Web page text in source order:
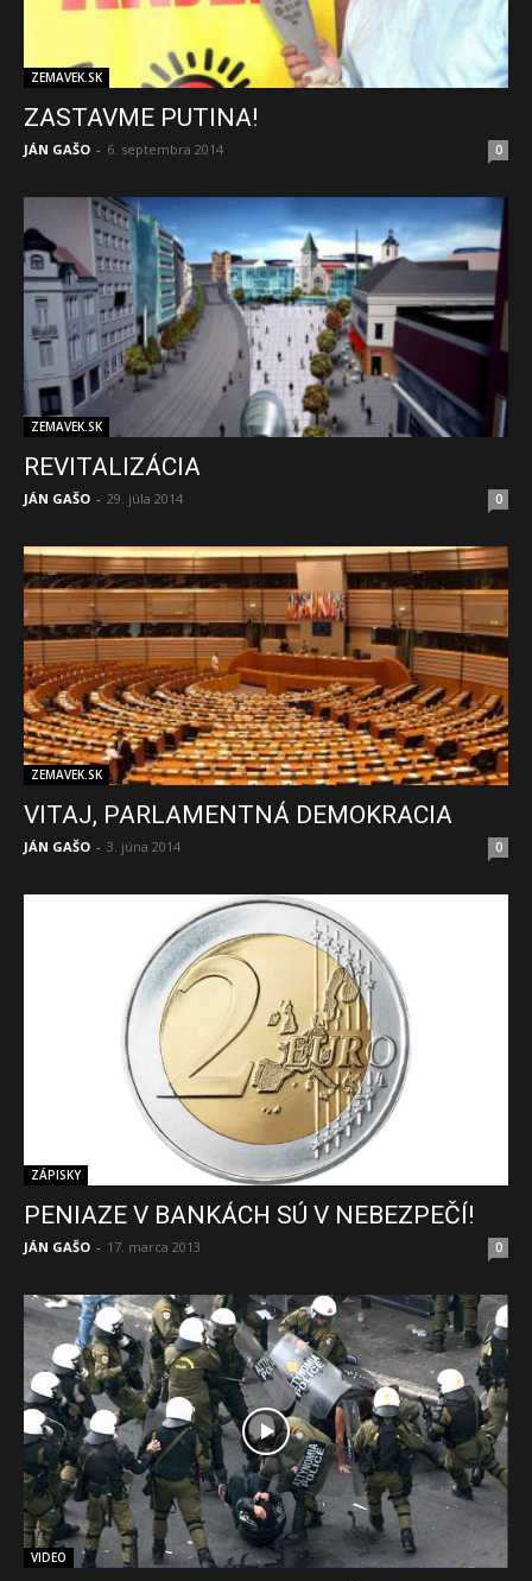
ZEMAVEK.SK
ZASTAVME PUTINA!
JÁN GAŠO - 6. septembra 2014 0
ZEMAVEK.SK
REVITALIZÁCIA
JÁN GAŠO - 29. júla 2014 0
ZEMAVEK.SK
VITAJ, PARLAMENTNÁ DEMOKRACIA
JÁN GAŠO - 3. júna 2014 0
ZÁPISKY
PENIAZE V BANKÁCH SÚ V NEBEZPEČÍ!
JÁN GAŠO - 17. marca 2013 0
VIDEO